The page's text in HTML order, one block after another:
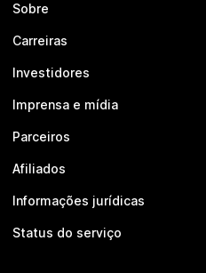
Sobre
Carreiras
Investidores
Imprensa e mídia
Parceiros
Afiliados
Informações jurídicas
Status do serviço